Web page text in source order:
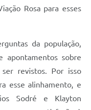
Rosa para esses
da população,
apontamentos sobre
revistos. Por isso
esse alinhamento, e
Sodré e Klayton